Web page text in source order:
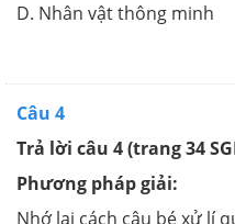
D. Nhân vật thông minh
Câu 4
Trả lời câu 4 (trang 34
Phương pháp giải:
Nhớ lại cách cậu bé xử lí